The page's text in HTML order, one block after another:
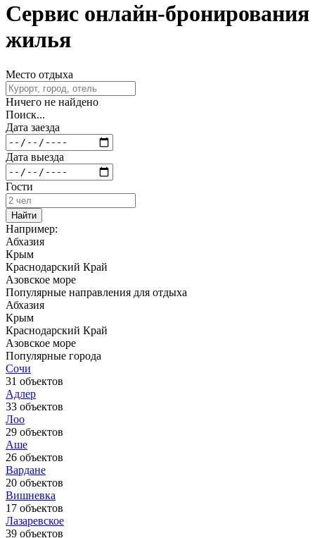
Сервис онлайн-бронирования
жилья
Место отдыха
Ничего не найдено
Поиск...
Дата заезда
Дата выезда
Гости
Найти
Например:
Абхазия
Крым
Краснодарский Край
Азовское море
Популярные направления для отдыха
Абхазия
Крым
Краснодарский Край
Азовское море
Популярные города
Сочи
31 объектов
Адлер
33 объектов
Лоо
29 объектов
Аше
26 объектов
Вардане
20 объектов
Вишневка
17 объектов
Лазаревское
39 объектов